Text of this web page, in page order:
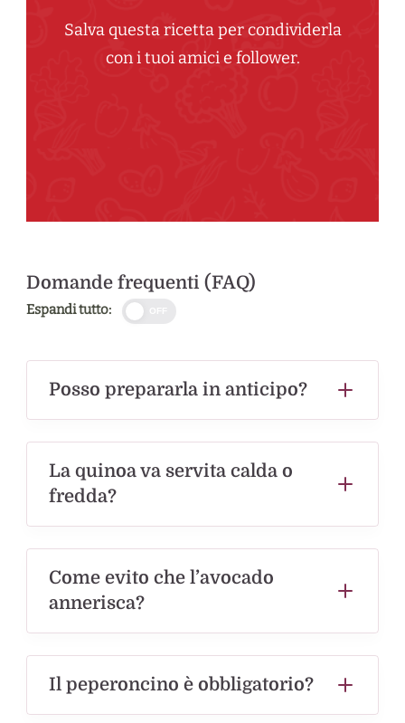
Salva questa ricetta per condividerla
con i tuoi amici e follower.
Domande frequenti (FAQ)
Espandi tutto:
Posso prepararla in anticipo?
La quinoa va servita calda o
fredda?
Come evito che l’avocado
annerisca?
Il peperoncino è obbligatorio?